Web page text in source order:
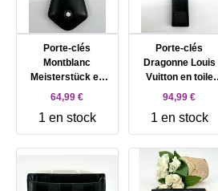
Porte-clés
Montblanc
Meisterstück en
cuir noir et métal
64,99 €
1 en stock
Porte-clés
Dragonne Louis
Vuitton en toile
Damier Graphite et
94,99 €
1 en stock